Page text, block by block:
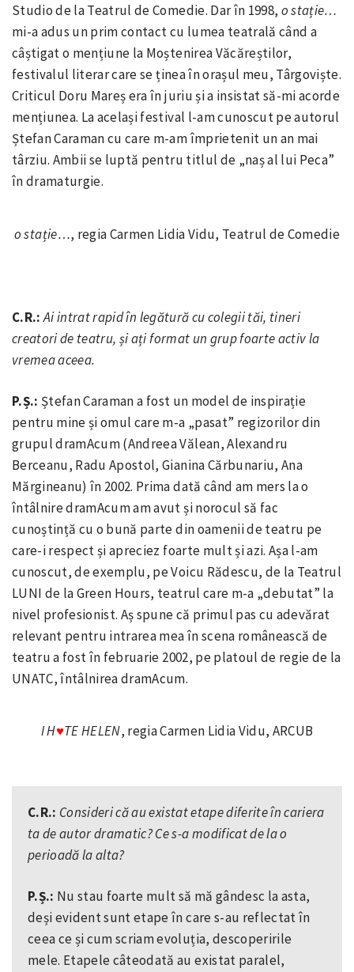
Studio de la Teatrul de Comedie. Dar în 1998, o stație…
mi-a adus un prim contact cu lumea teatrală când a
câștigat o mențiune la Moștenirea Văcăreștilor,
festivalul literar care se ținea în orașul meu, Târgoviște.
Criticul Doru Mareș era în juriu și a insistat să-mi acorde
mențiunea. La același festival l-am cunoscut pe autorul
Ștefan Caraman cu care m-am împrietenit un an mai
târziu. Ambii se luptă pentru titlul de „naș al lui Peca”
în dramaturgie.
o stație…, regia Carmen Lidia Vidu, Teatrul de Comedie
C.R.:Ai intrat rapid în legătură cu colegii tăi, tineri
creatori de teatru, și ați format un grup foarte activ la
vremea aceea.
P.Ș.: Ștefan Caraman a fost un model de inspirație
pentru mine și omul care m-a „pasat” regizorilor din
grupul dramAcum (Andreea Vălean, Alexandru
Berceanu, Radu Apostol, Gianina Cărbunariu, Ana
Mărgineanu) în 2002. Prima dată când am mers la o
întâlnire dramAcum am avut și norocul să fac
cunoștință cu o bună parte din oamenii de teatru pe
care-i respect și apreciez foarte mult și azi. Așa l-am
cunoscut, de exemplu, pe Voicu Rădescu, de la Teatrul
LUNI de la Green Hours, teatrul care m-a „debutat” la
nivel profesionist. Aș spune că primul pas cu adevărat
relevant pentru intrarea mea în scena românească de
teatru a fost în februarie 2002, pe platoul de regie de la
UNATC, întâlnirea dramAcum.
I H♥TE HELEN, regia Carmen Lidia Vidu, ARCUB
C.R.: Consideri că au existat etape diferite în cariera
ta de autor dramatic? Ce s-a modificat de la o
perioadă la alta?
P.Ș.: Nu stau foarte mult să mă gândesc la asta,
deși evident sunt etape în care s-au reflectat în
ceea ce și cum scriam evoluția, descoperirile
mele. Etapele câteodată au existat paralel,